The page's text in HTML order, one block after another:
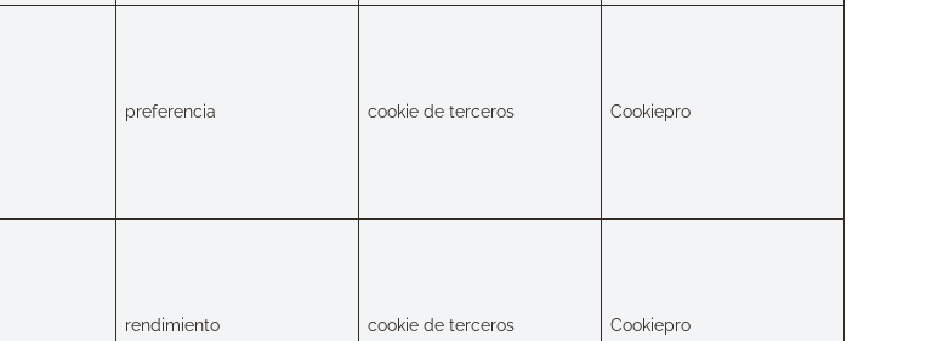
preferencia cookie de terceros Cookiepro
rendimiento cookie de terceros Cookiepro